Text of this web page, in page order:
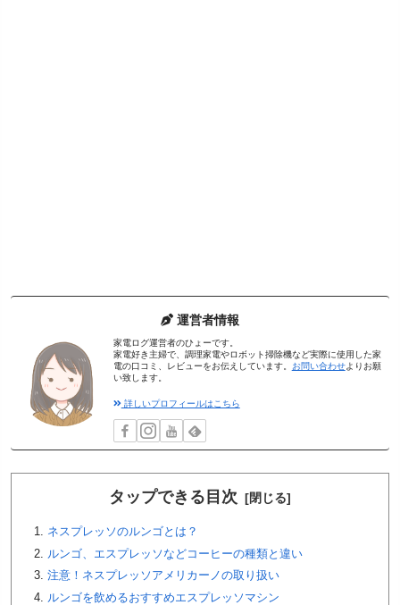
運営者情報
家電ログ運営者のひょーです。
家電好き主婦で、調理家電やロボット掃除機など実際に使用した家
電の口コミ、レビューをお伝えしています。
お問い合わせよりお願
い致します。
詳しいプロフィールはこちら
タップできる目次
ネスプレッソのルンゴとは？
ルンゴ、エスプレッソなどコーヒーの種類と違い
注意！ネスプレッソアメリカーノの取り扱い
ルンゴを飲めるおすすめエスプレッソマシン